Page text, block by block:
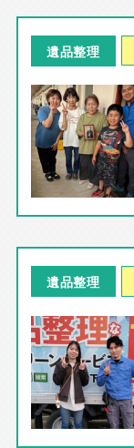
遺品整理
遺品整理